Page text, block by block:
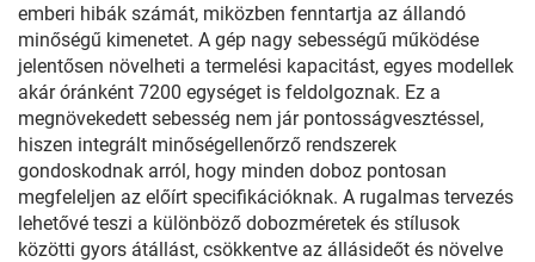
emberi hibák számát, miközben fenntartja az állandó
minőségű kimenetet. A gép nagy sebességű működése
jelentősen növelheti a termelési kapacitást, egyes modellek
akár óránként 7200 egységet is feldolgoznak. Ez a
megnövekedett sebesség nem jár pontosságvesztéssel,
hiszen integrált minőségellenőrző rendszerek
gondoskodnak arról, hogy minden doboz pontosan
megfeleljen az előírt specifikációknak. A rugalmas tervezés
lehetővé teszi a különböző dobozméretek és stílusok
közötti gyors átállást, csökkentve az állásideőt és növelve